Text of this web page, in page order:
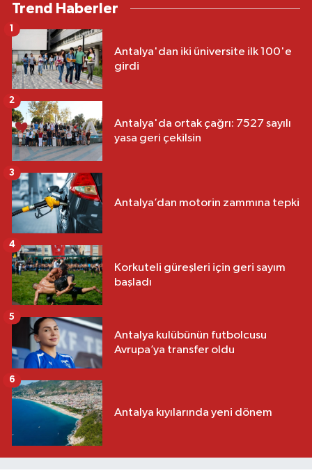
Trend Haberler
Antalya'dan iki üniversite ilk 100'e
girdi
1
Antalya'da ortak çağrı: 7527 sayılı
yasa geri çekilsin
2
Antalya’dan motorin zammına tepki
3
Korkuteli güreşleri için geri sayım
başladı
4
Antalya kulübünün futbolcusu
Avrupa’ya transfer oldu
5
Antalya kıyılarında yeni dönem
6